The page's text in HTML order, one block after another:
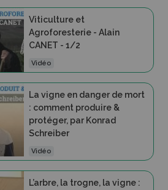
Viticulture et
Agroforesterie - Alain
CANET - 1/2
Vidéo
La vigne en danger de mort
: comment produire &
protéger, par Konrad
Schreiber
Vidéo
L’arbre, la trogne, la vigne :